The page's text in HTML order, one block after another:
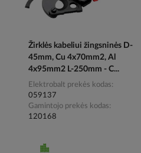
Žirklės kabeliui žingsninės D-
45mm, Cu 4x70mm2, Al
4x95mm2 L-250mm - C...
Elektrobalt prekės kodas
059137
Gamintojo prekės kodas
120168